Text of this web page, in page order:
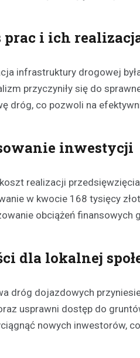
prac i ich
infrastruktury drogowej
przyczyniły się do
dróg, co pozwoli na
inwestycji
realizacji
w kwocie 168 tysięcy
obciążeń finansowych
dla lokalnej
dróg dojazdowych
usprawni dostęp do
nowych inwestorów,